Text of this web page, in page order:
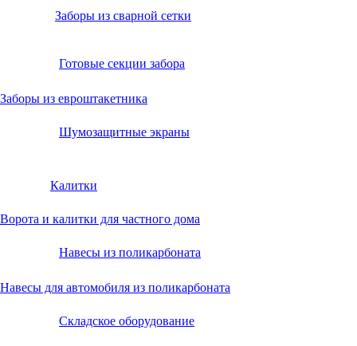
Заборы из сварной сетки
Готовые секции забора
Заборы из евроштакетника
Шумозащитные экраны
Калитки
Ворота и калитки для частного дома
Навесы из поликарбоната
Навесы для автомобиля из поликарбоната
Складское оборудование